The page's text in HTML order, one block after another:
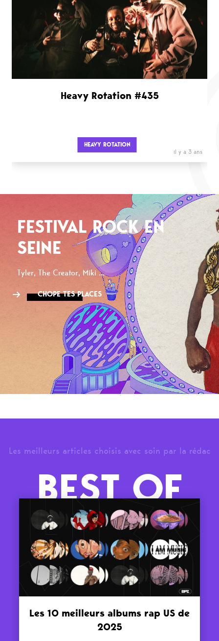
Heavy Rotation #435
HEAVY ROTATION
il y a 3 ans
FESTIVAL ROCK EN
SEINE
Tyler, The Creator, Miki ...
CHOPE TES PLACES
Les meilleurs articles choisis avec soin par la rédac
BEST OF
Les 10 meilleurs albums rap US de
2025